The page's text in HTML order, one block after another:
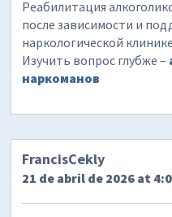
Реабилитация
после зависимости и
наркологической
Изучить вопрос глубже –
наркоманов
FrancisCekly
21 de abril de 2026 at